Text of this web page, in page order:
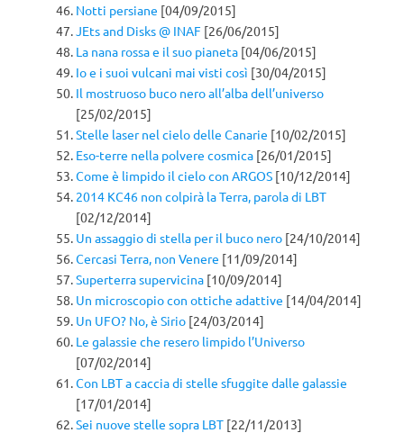
Notti persiane [04/09/2015]
JEts and Disks @ INAF [26/06/2015]
La nana rossa e il suo pianeta [04/06/2015]
Io e i suoi vulcani mai visti così [30/04/2015]
Il mostruoso buco nero all’alba dell’universo
[25/02/2015]
Stelle laser nel cielo delle Canarie [10/02/2015]
Eso-terre nella polvere cosmica [26/01/2015]
Come è limpido il cielo con ARGOS [10/12/2014]
2014 KC46 non colpirà la Terra, parola di LBT
[02/12/2014]
Un assaggio di stella per il buco nero [24/10/2014]
Cercasi Terra, non Venere [11/09/2014]
Superterra supervicina [10/09/2014]
Un microscopio con ottiche adattive [14/04/2014]
Un UFO? No, è Sirio [24/03/2014]
Le galassie che resero limpido l’Universo
[07/02/2014]
Con LBT a caccia di stelle sfuggite dalle galassie
[17/01/2014]
Sei nuove stelle sopra LBT [22/11/2013]